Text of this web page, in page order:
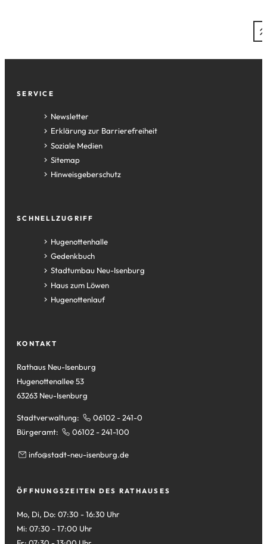
Fußzeile
SERVICE
Newsletter
Erklärung zur Barrierefreiheit
Soziale Medien
Sitemap
Hinweisgeberschutz
SCHNELLZUGRIFF
Hugenottenhalle
(Öffnet
in
einem
neuen
Tab)
Gedenkbuch
(Öffnet
in
einem
neuen
Stadtumbau Neu-Isenburg
(Öffnet
in
einem
Haus zum Löwen
(Öffnet
in
Tab)
Hugenottenlauf
(Öffnet
neuen
KONTAKT
Rathaus Neu-Isenburg
Hugenottenallee 53
63263 Neu-Isenburg
Stadtverwaltung:
06102 - 241-0
Bürgeramt:
06102 - 241-100
info stadt-neu-isenburg de
ÖFFNUNGSZEITEN DES RATHAUSES
Mo, Di, Do: 07:30 - 16:30 Uhr
Mi: 07:30 - 17:00 Uhr